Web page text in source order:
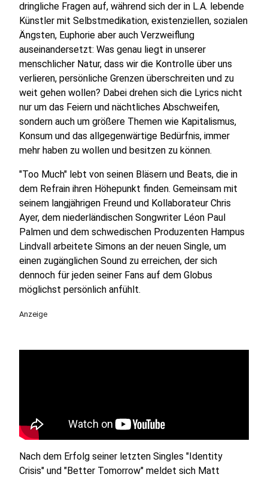
dringliche Fragen auf, während sich der in L.A. lebende
Künstler mit Selbstmedikation, existenziellen, sozialen
Ängsten, Euphorie aber auch Verzweiflung
auseinandersetzt: Was genau liegt in unserer
menschlicher Natur, dass wir die Kontrolle über uns
verlieren, persönliche Grenzen überschreiten und zu
weit gehen wollen? Dabei drehen sich die Lyrics nicht
nur um das Feiern und nächtliches Abschweifen,
sondern auch um größere Themen wie Kapitalismus,
Konsum und das allgegenwärtige Bedürfnis, immer
mehr haben zu wollen und besitzen zu können.
"Too Much" lebt von seinen Bläsern und Beats, die in
dem Refrain ihren Höhepunkt finden. Gemeinsam mit
seinem langjährigen Freund und Kollaborateur Chris
Ayer, dem niederländischen Songwriter Léon Paul
Palmen und dem schwedischen Produzenten Hampus
Lindvall arbeitete Simons an der neuen Single, um
einen zugänglichen Sound zu erreichen, der sich
dennoch für jeden seiner Fans auf dem Globus
möglichst persönlich anfühlt.
Anzeige
Nach dem Erfolg seiner letzten Singles "Identity
Crisis" und "Better Tomorrow" meldet sich Matt